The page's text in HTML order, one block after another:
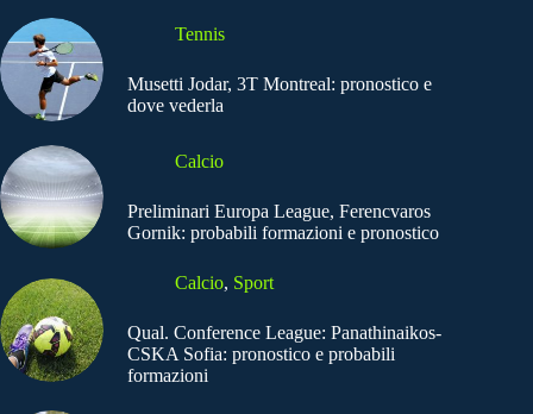
Tennis
Musetti Jodar, 3T Montreal: pronostico e
dove vederla
Calcio
Preliminari Europa League, Ferencvaros
Gornik: probabili formazioni e pronostico
Calcio, Sport
Qual. Conference League: Panathinaikos-
CSKA Sofia: pronostico e probabili
formazioni